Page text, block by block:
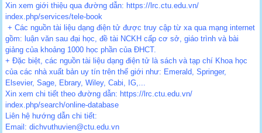
Xin xem giới thiệu qua đường dẫn: https://lrc.ctu.edu.vn/
index.php/services/tele-book
+ Các nguồn tài liệu dạng điện tử được truy cập từ xa qua mạng internet
gồm: luận văn sau đại học, đề tài NCKH cấp cơ sở, giáo trình và bài
giảng của khoảng 1000 học phần của ĐHCT.
+ Đặc biệt, các nguồn tài liệu dạng điện tử là sách và tạp chí Khoa học
của các nhà xuất bản uy tín trên thế giới như: Emerald, Springer,
Elsevier, Sage, Ebrary, Wiley, Cabi, IG,...
Xin xem chi tiết theo đường dẫn: https://lrc.ctu.edu.vn/
index.php/search/online-database
Liên hệ hướng dẫn chi tiết:
Email:dichvuthuvien@ctu.edu.vn